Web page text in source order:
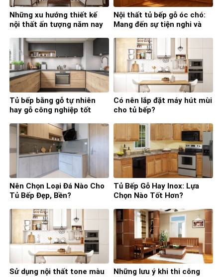
Những xu hướng thiết kế
nội thất ấn tượng năm nay
Nội thất tủ bếp gỗ óc chó:
Mang đến sự tiện nghi và
Tủ bếp bằng gỗ tự nhiên
hay gỗ công nghiệp tốt
Có nên lắp đặt máy hút mùi
cho tủ bếp?
Nên Chọn Loại Đá Nào Cho
Tủ Bếp Đẹp, Bền?
Tủ Bếp Gỗ Hay Inox: Lựa
Chọn Nào Tốt Hơn?
Sử dụng nội thất tone màu
Những lưu ý khi thi công